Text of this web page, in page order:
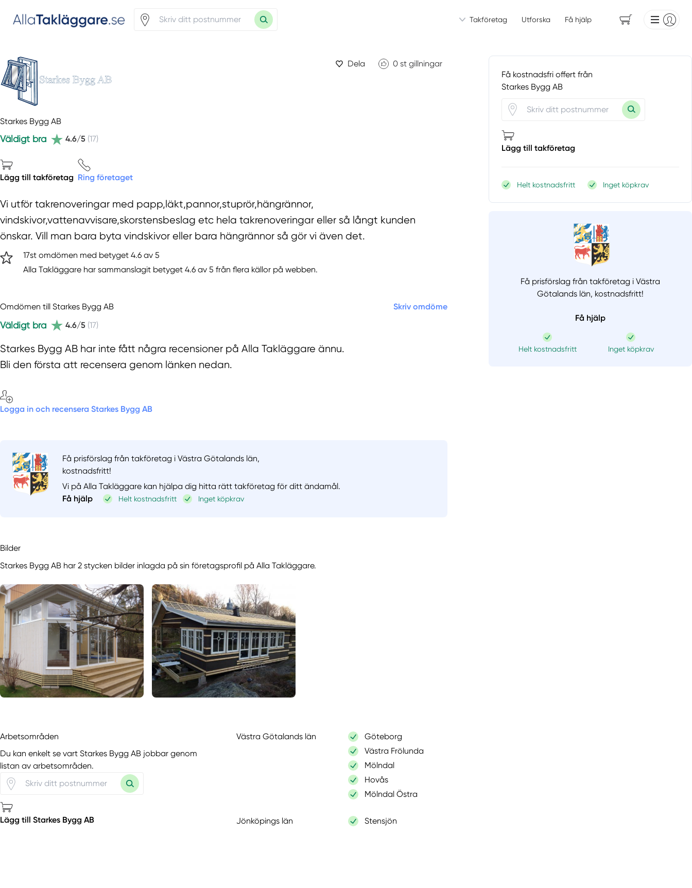
Takföretag Utforska Få hjälp
Dela 0 st gillningar
Starkes Bygg AB
Väldigt bra 4.6/5 (17)
Lägg till takföretag Ring företaget
Vi utför takrenoveringar med papp,läkt,pannor,stuprör,hängrännor,
vindskivor,vattenavvisare,skorstensbeslag etc hela takrenoveringar eller så långt kunden
önskar. Vill man bara byta vindskivor eller bara hängrännor så gör vi även det.
17st omdömen med betyget 4.6 av 5
Alla Takläggare har sammanslagit betyget 4.6 av 5 från flera källor på webben.
Omdömen till Starkes Bygg AB
Väldigt bra 4.6/5 (17)
Skriv omdöme
Starkes Bygg AB har inte fått några recensioner på Alla Takläggare ännu.
Bli den första att recensera genom länken nedan.
Logga in och recensera Starkes Bygg AB
Få prisförslag från takföretag i Västra Götalands län,
kostnadsfritt!
Vi på Alla Takläggare kan hjälpa dig hitta rätt takföretag för ditt ändamål.
Få hjälp
Helt kostnadsfritt Inget köpkrav
Bilder
Starkes Bygg AB har 2 stycken bilder inlagda på sin företagsprofil på Alla Takläggare.
Arbetsområden
Du kan enkelt se vart Starkes Bygg AB jobbar genom
listan av arbetsområden.
Lägg till Starkes Bygg AB
Västra Götalands län
Göteborg
Västra Frölunda
Mölndal
Hovås
Mölndal Östra
Jönköpings län Stensjön
Få kostnadsfri offert från
Starkes Bygg AB
Lägg till takföretag
Helt kostnadsfritt Inget köpkrav
Få prisförslag från takföretag i Västra
Götalands län, kostnadsfritt!
Få hjälp
Helt kostnadsfritt Inget köpkrav